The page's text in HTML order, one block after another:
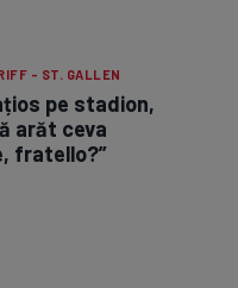
- ST. GALLEN
pe stadion,
arăt ceva
fratello?”